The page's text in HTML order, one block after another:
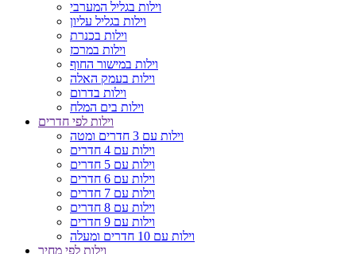
וילות בגליל המערבי
וילות בגליל עליון
וילות בכנרת
וילות במרכז
וילות במישור החוף
וילות בעמק האלה
וילות בדרום
וילות בים המלח
וילות לפי חדרים
וילות עם 3 חדרים ומטה
וילות עם 4 חדרים
וילות עם 5 חדרים
וילות עם 6 חדרים
וילות עם 7 חדרים
וילות עם 8 חדרים
וילות עם 9 חדרים
וילות עם 10 חדרים ומעלה
וילות לפי מחיר